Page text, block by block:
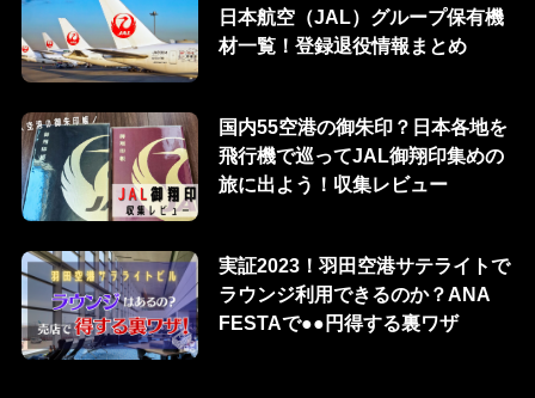
日本航空（JAL）グループ保有機
材一覧！登録退役情報まとめ
国内55空港の御朱印？日本各地を
飛行機で巡ってJAL御翔印集めの
旅に出よう！収集レビュー
実証2023！羽田空港サテライトで
ラウンジ利用できるのか？ANA
FESTAで●●円得する裏ワザ